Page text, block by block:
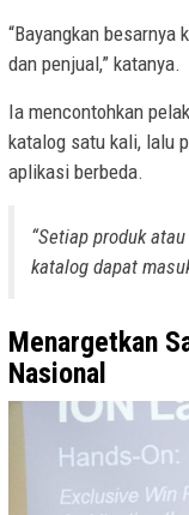
“Bayangkan besarnya
dan penjual,” katanya.
Ia mencontohkan
katalog satu kali, lalu
aplikasi berbeda.
“Setiap produk
katalog dapat
Menargetkan
Nasional